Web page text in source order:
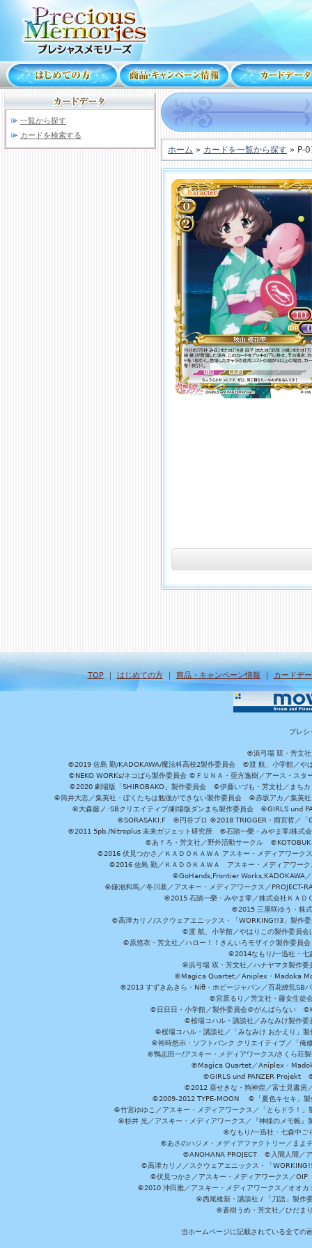
一覧から探す
カードを検索する
ホーム » カードを一覧から探す » P-
TOP｜ はじめての方｜ 商品・キャンペーン情報 ｜ カードデ
プレシ
©浜弓場 双・芳文社
©2019 佐島 勤/KADOKAWA/魔法科高校2製作委員会 ©渡 航、小学館／や
©NEKO WORKs/ネコぱら製作委員会 ©ＦＵＮＡ・亜方逸樹／アース・ス
©2020 劇場版「SHIROBAKO」製作委員会 ©伊藤いづも・芳文社／まち
©筒井大志／集英社・ぼくたちは勉強ができない製作委員会 ©赤坂アカ／集英
©大森藤ノ･SBクリエイティブ/劇場版ダンまち製作委員会 ©GIRLS und
©SORASAKI.F ©円谷プロ ©2018 TRIGGER・雨宮哲／
©2011 5pb./Nitroplus 未来ガジェット研究所 ©石踏一榮・みやま零/株式
©あｆろ・芳文社／野外活動サークル
©2016 伏見つかさ／ＫＡＤＯＫＡＷＡ アスキー・メディアワー
©2016 佐島 勤／ＫＡＤＯＫＡＷＡ アスキー・メディアワ
©GoHands,Frontier Works,KADOKAWA
©鎌池和馬／冬川基／アスキー・メディアワークス／
©2015 石踏一榮・みやま零／株式会社ＫＡＤ
©2015 三屋咲ゆう・株
©高津カリノ/スクウェアエニックス・「WORKING!!3」製作
©渡 航、小学館／やはりこの製作委員
©原悠衣・芳文社／ハロー！！きんいろモザイク製作委員
©2014なもり/一迅社・
©浜弓場 双・芳文社／ハナヤマタ製作
©Magica Quartet／Aniplex・Madoka
©2013 すずきあきら・Niθ・ホビージャパン／百花繚乱
©宮原るり／芳文社・藤女生徒
©日日日・小学館／製作委員会＠がんばらない
©桜場コハル・講談社／みなみけ製作
©桜場コハル・講談社／「みなみけ おかえり」
©裕時悠示・ソフトバンク クリエイティブ／「
©鴨志田一/アスキー・メディアワークス/さく
©Magica Quartet／Aniplex・
©GIRLS und PANZER Projekt ©
©2012 葵せきな・狗神煌／富士見書
©2009-2012 TYPE-MOON ©「夏色キセキ」製
©竹宮ゆゆこ／アスキー・メディアワークス／「とらドラ！
©杉井 光／アスキー・メディアワークス／『神様のメモ帳
©なもり/一迅社・七森中
©あさのハジメ・メディアファクトリー／ま
©ANOHANA PROJECT ©入間人間／ア
©高津カリノ／スクウェアエニックス・「
©伏見つかさ／アスキー・メディアワークス／
©2010 沖田雅／アスキー・メディアワークス／オオ
©西尾維新・講談社 / 「刀語」製作
©蒼樹うめ・芳文社／ひだま
当ホームページに記載されている全ての